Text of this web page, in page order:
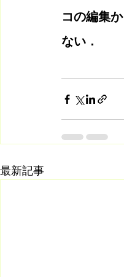
コの編集
ない．
最新記事